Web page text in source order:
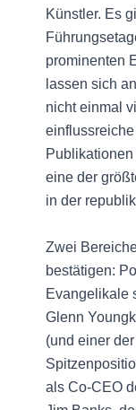
Künstler. Es
prominenten
lassen sich
nicht einmal
eine der
in der
Zwei
bestätigen:
Evangelikale
Glenn
(und einer
als Co-CEO